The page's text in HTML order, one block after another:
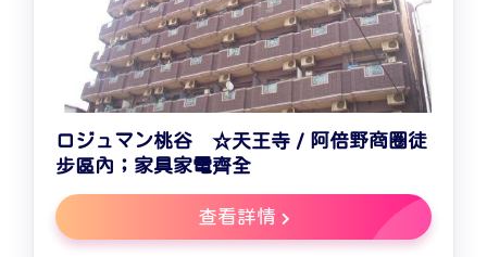
ロジュマン桃谷 ☆天王寺 / 阿倍野商圈徒
步區內；家具家電齊全
查看詳情